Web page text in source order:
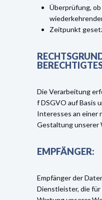
Überprüfung,
Zeitpunkt
Die Verarbeitung
f DSGVO auf Basis
Interesses an einer
Gestaltung unserer
EMPFÄNGER:
Empfänger der
Dienstleister, die